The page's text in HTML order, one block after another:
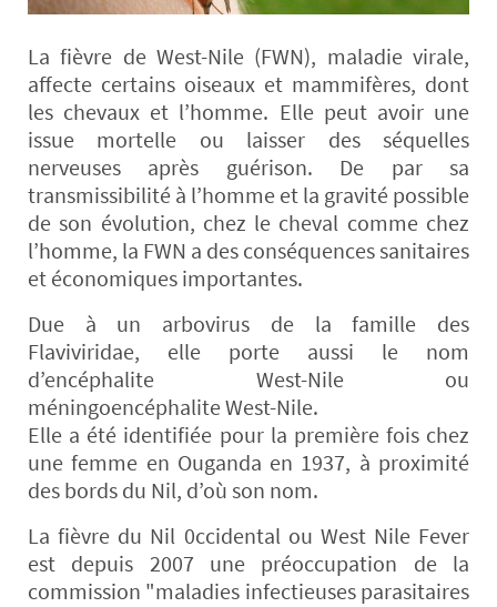
La fièvre de West-Nile (FWN), maladie virale,
affecte certains oiseaux et mammifères, dont
les chevaux et l’homme. Elle peut avoir une
issue mortelle ou laisser des séquelles
nerveuses après guérison. De par sa
transmissibilité à l’homme et la gravité possible
de son évolution, chez le cheval comme chez
l’homme, la FWN a des conséquences sanitaires
et économiques importantes.
Due à un arbovirus de la famille des
Flaviviridae, elle porte aussi le nom
d’encéphalite West-Nile ou
méningoencéphalite West-Nile.
Elle a été identifiée pour la première fois chez
une femme en Ouganda en 1937, à proximité
des bords du Nil, d’où son nom.
La fièvre du Nil 0ccidental ou West Nile Fever
est depuis 2007 une préoccupation de la
commission "maladies infectieuses parasitaires